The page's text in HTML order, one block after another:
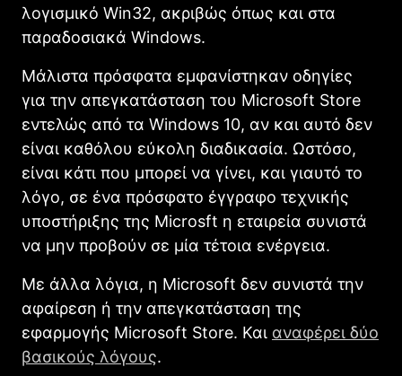
λογισμικό Win32, ακριβώς όπως και στα
παραδοσιακά Windows.
Μάλιστα πρόσφατα εμφανίστηκαν οδηγίες
για την απεγκατάσταση του Microsoft Store
εντελώς από τα Windows 10, αν και αυτό δεν
είναι καθόλου εύκολη διαδικασία. Ωστόσο,
είναι κάτι που μπορεί να γίνει, και γιαυτό το
λόγο, σε ένα πρόσφατο έγγραφο τεχνικής
υποστήριξης της Microsft η εταιρεία συνιστά
να μην προβούν σε μία τέτοια ενέργεια.
Με άλλα λόγια, η Microsoft δεν συνιστά την
αφαίρεση ή την απεγκατάσταση της
εφαρμογής Microsoft Store. Και αναφέρει δύο
βασικούς λόγους.